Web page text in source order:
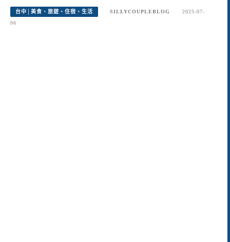
台中│美食、旅遊、住宿、生活 SILLYCOUPLEBLOG
2025-07-
06